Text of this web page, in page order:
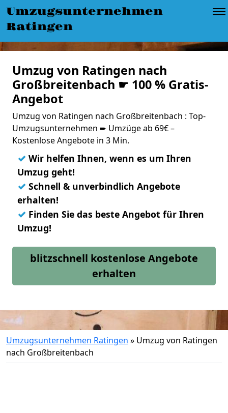
Umzugsunternehmen
Ratingen
Umzug von Ratingen nach
Großbreitenbach ☛ 100 % Gratis-
Angebot
Umzug von Ratingen nach Großbreitenbach : Top-
Umzugsunternehmen ➨ Umzüge ab 69€ –
Kostenlose Angebote in 3 Min.
✓ Wir helfen Ihnen, wenn es um Ihren
Umzug geht!
✓ Schnell & unverbindlich Angebote
erhalten!
✓ Finden Sie das beste Angebot für Ihren
Umzug!
blitzschnell kostenlose Angebote
erhalten
Umzugsunternehmen Ratingen » Umzug von Ratingen
nach Großbreitenbach